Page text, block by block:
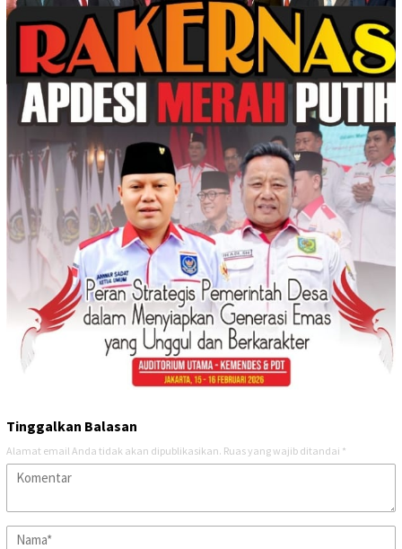
Tinggalkan Balasan
Alamat email Anda tidak akan dipublikasikan. Ruas yang wajib ditandai *